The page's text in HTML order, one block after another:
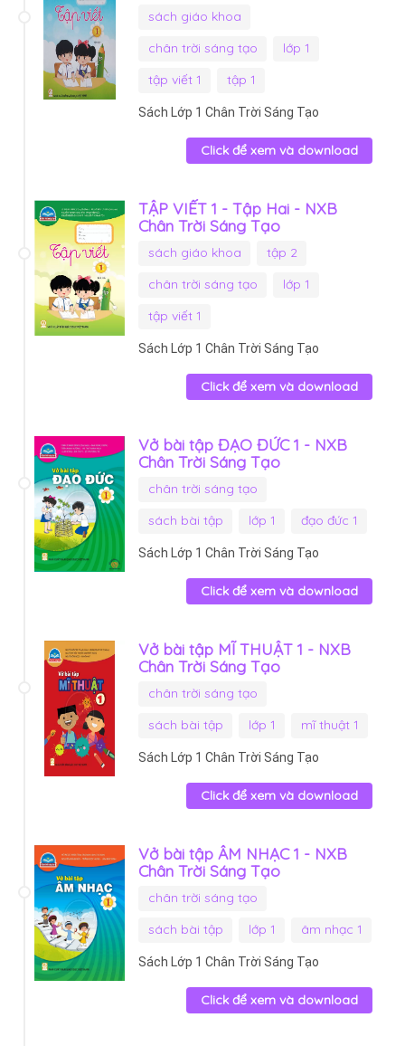
sách giáo khoa
chân trời sáng tạo
lớp 1
tập viết 1
tập 1
Sách Lớp 1 Chân Trời Sáng Tạo
Click để xem và download
TẬP VIẾT 1 - Tập Hai - NXB
Chân Trời Sáng Tạo
sách giáo khoa
tập 2
chân trời sáng tạo
lớp 1
tập viết 1
Sách Lớp 1 Chân Trời Sáng Tạo
Click để xem và download
Vở bài tập ĐẠO ĐỨC 1 - NXB
Chân Trời Sáng Tạo
chân trời sáng tạo
sách bài tập
lớp 1 đạo đức 1
Sách Lớp 1 Chân Trời Sáng Tạo
Click để xem và download
Vở bài tập MĨ THUẬT 1 - NXB
Chân Trời Sáng Tạo
chân trời sáng tạo
sách bài tập
lớp 1 mĩ thuật 1
Sách Lớp 1 Chân Trời Sáng Tạo
Click để xem và download
Vở bài tập ÂM NHẠC 1 - NXB
Chân Trời Sáng Tạo
chân trời sáng tạo
sách bài tập
lớp 1 âm nhạc 1
Sách Lớp 1 Chân Trời Sáng Tạo
Click để xem và download